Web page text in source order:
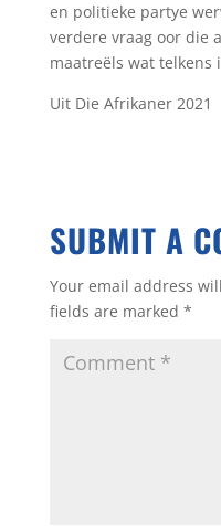
en politieke partye
verdere vraag oor die
maatreëls wat telkens
Uit Die Afrikaner 2021
SUBMIT A
Your email address
fields are marked *